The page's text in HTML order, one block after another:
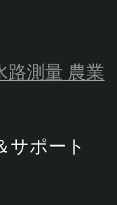
路測量 農業
サポート